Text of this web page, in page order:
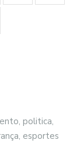
politica,
esportes